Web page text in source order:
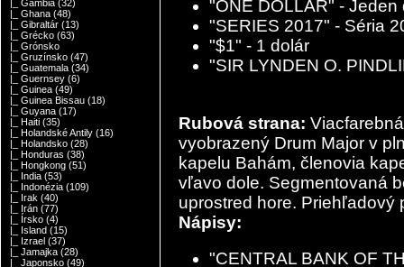
|_ Gambia (32)
|_ Ghana (48)
|_ Gibraltár (13)
|_ Grécko (63)
|_ Grónsko
|_ Gruzínsko (47)
|_ Guatemala (34)
|_ Guernsey (6)
|_ Guinea (49)
|_ Guinea Bissau (18)
|_ Guyana (17)
|_ Haiti (35)
|_ Holandské Antily (16)
|_ Holandsko (28)
|_ Honduras (38)
|_ Hongkong (51)
|_ India (53)
|_ Indonézia (109)
|_ Irak (40)
|_ Irán (77)
|_ Írsko (4)
|_ Island (15)
|_ Izrael (37)
|_ Jamajka (28)
|_ Japonsko (49)
"ONE DOLLAR" - Jeden
"SERIES 2017" - Séria
"$1" - 1 dolár
"SIR LYNDEN O.
Rubová strana:
vyobrazený Drum Major v
kapelu Bahám, členovia
vľavo dole. Segmentovaná
uprostred hore. Priehľadový
Nápisy:
"CENTRAL BANK OF